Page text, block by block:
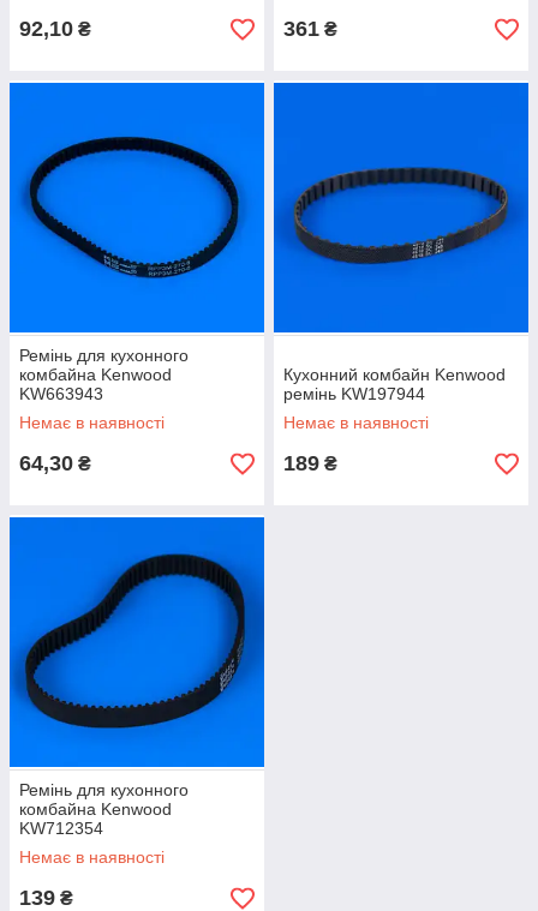
92,10 ₴ 361 ₴
Ремінь для кухонного
комбайна Kenwood
KW663943
Немає в наявності
64,30 ₴
Кухонний комбайн Kenwood
ремінь KW197944
Немає в наявності
189 ₴
Ремінь для кухонного
комбайна Kenwood
KW712354
Немає в наявності
139 ₴